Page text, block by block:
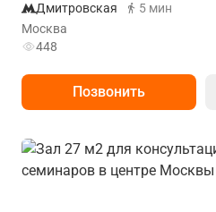
Дмитровская
5 мин
Москва
448
Позвонить